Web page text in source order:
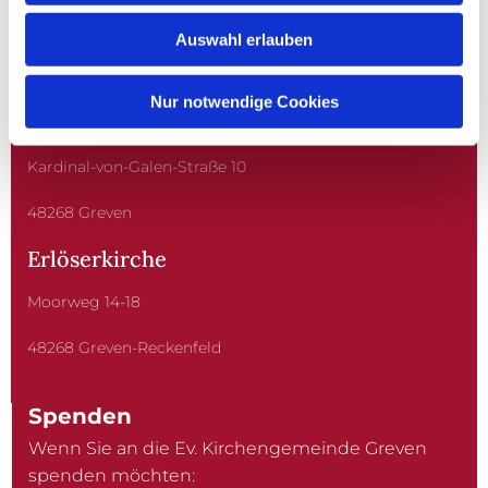
Auswahl erlauben
Nur notwendige Cookies
Christuskirche
Kardinal-von-Galen-Straße 10
48268 Greven
Erlöserkirche
Moorweg 14-18
48268 Greven-Reckenfeld
Spenden
Wenn Sie an die Ev. Kirchengemeinde Greven
spenden möchten: